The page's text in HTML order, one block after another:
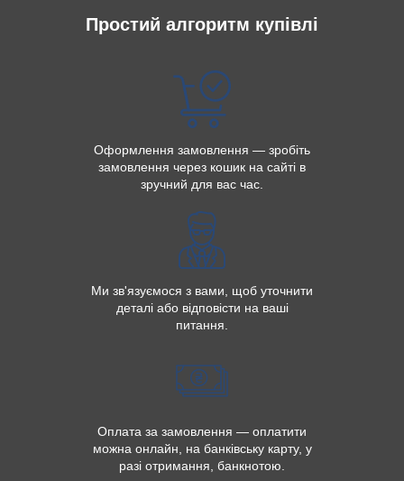
Простий алгоритм купівлі
Оформлення замовлення — зробіть
замовлення через кошик на сайті в
зручний для вас час.
Ми зв'язуємося з вами, щоб уточнити
деталі або відповісти на ваші
питання.
Оплата за замовлення — оплатити
можна онлайн, на банківську карту, у
разі отримання, банкнотою.